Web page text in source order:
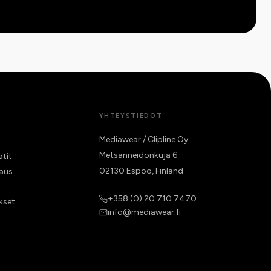
YHTEYSTIEDOT
Mediawear / Clipline Oy
Metsänneidonkuja 6
02130 Espoo, Finland
+358 (0) 20 710 7470
info@mediawear.fi